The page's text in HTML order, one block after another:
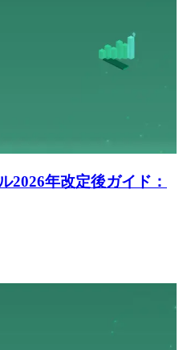
2026年改定後ガイド：